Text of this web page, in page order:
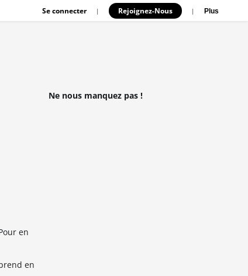
Se connecter | Rejoignez-Nous | Plus
en
en
Ne nous manquez pas !